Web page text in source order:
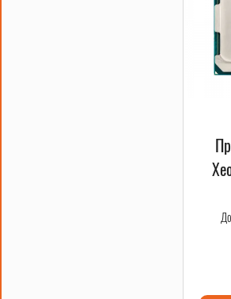
16 ядер, 32
частота
многопоточности
ECC Registered,
А700 Huananzhi
Преимущества комплекта Xeon E5-
сборки, обеспечивая высокую
надежность. Материнская плата